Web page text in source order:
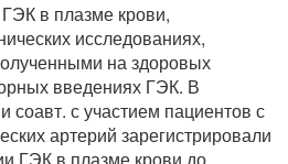
в плазме крови,
исследованиях,
на здоровых
введениях ГЭК. В
соавт. с участием пациентов с
артерий зарегистрировали